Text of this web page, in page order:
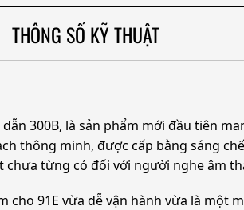
THÔNG SỐ KỸ THUẬT
300B, là sản phẩm mới đầu tiên
thông minh, được cấp bằng sáng
từng có đối với người nghe âm
91E vừa dễ vận hành vừa là một